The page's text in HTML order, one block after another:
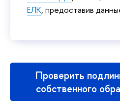
ЕЛК, предоставив
Проверить
собственного